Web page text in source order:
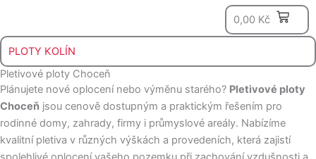
0,00 Kč
PLOTY KOLÍN
Pletivové ploty Choceň
Plánujete nové oplocení nebo výměnu starého? Pletivové ploty
Choceň jsou cenově dostupným a praktickým řešením pro
rodinné domy, zahrady, firmy i průmyslové areály. Nabízíme
kvalitní pletiva v různých výškách a provedeních, která zajistí